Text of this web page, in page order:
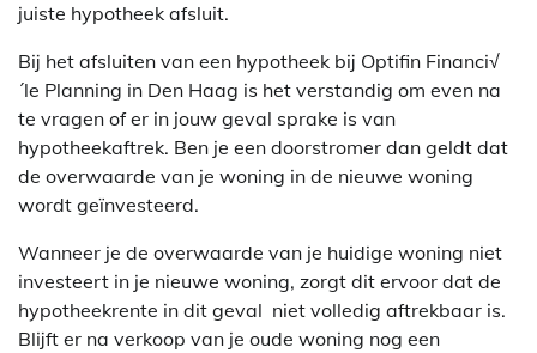
juiste hypotheek afsluit.
Bij het afsluiten van een hypotheek bij Optifin Financi√
´le Planning in Den Haag is het verstandig om even na
te vragen of er in jouw geval sprake is van
hypotheekaftrek. Ben je een doorstromer dan geldt dat
de overwaarde van je woning in de nieuwe woning
wordt geïnvesteerd.
Wanneer je de overwaarde van je huidige woning niet
investeert in je nieuwe woning, zorgt dit ervoor dat de
hypotheekrente in dit geval niet volledig aftrekbaar is.
Blijft er na verkoop van je oude woning nog een